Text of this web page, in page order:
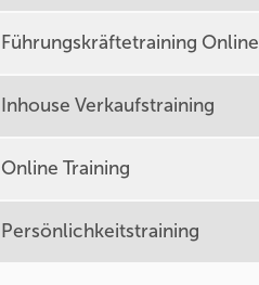
Führungskräftetraining Online
Inhouse Verkaufstraining
Online Training
Persönlichkeitstraining